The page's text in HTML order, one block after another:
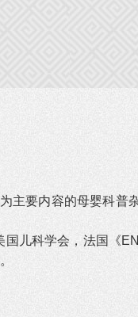
主要内容的母婴科普
儿科学会，法国《